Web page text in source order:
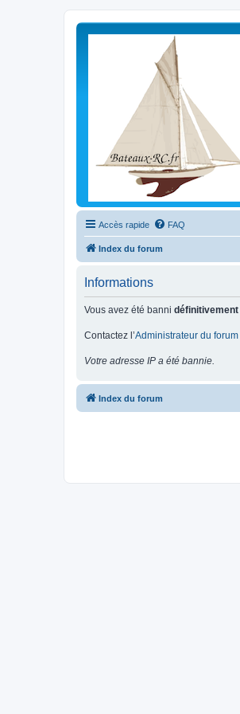
Accès rapide FAQ
Index du forum
Informations
Vous avez été banni définitivement
Contactez l’Administrateur du forum
Votre adresse IP a été bannie.
Index du forum